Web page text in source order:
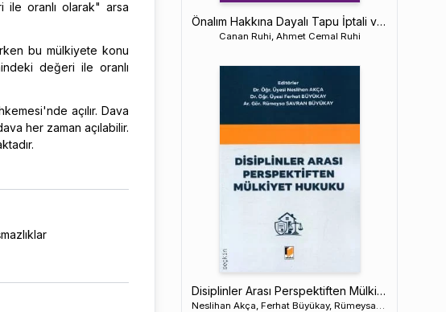
ile oranlı olarak" arsa
bu mülkiyete konu
değeri ile oranlı
açılır. Dava
her zaman açılabilir.
Önalım Hakkına Dayalı Tapu İptali ve Tescil Davaları
Canan Ruhi, Ahmet Cemal Ruhi
Disiplinler Arası Perspektiften Mülkiyet Hukuku
Neslihan Akça, Ferhat Büyükay, Rümeysa Savran Büyükay